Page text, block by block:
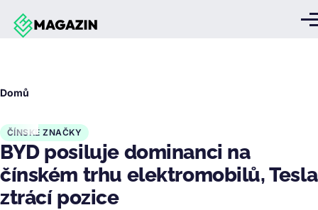
Přejít k hlavnímu obsahu
Domů
ČÍNSKÉ ZNAČKY
BYD posiluje dominanci na
čínském trhu elektromobilů, Tesla
ztrácí pozice